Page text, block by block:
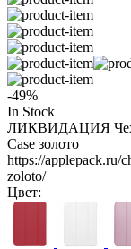
-49%
In Stock
ЛИКВИДАЦИЯ
Case золото
https://applepack.ru/
zoloto/
Цвет: